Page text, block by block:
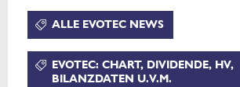
ALLE EVOTEC NEWS
EVOTEC: CHART, DIVIDENDE, HV,
BILANZDATEN U.V.M.